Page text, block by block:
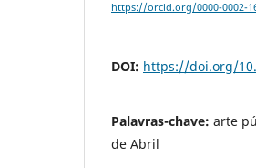
https://orcid.org/0000-0002-
DOI: https://doi.org/
Palavras-chave: arte
de Abril